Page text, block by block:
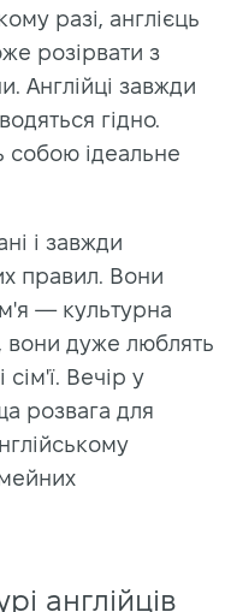
разі, англієць
розірвати з
Англійці завжди
гідно.
собою ідеальне
і завжди
правил. Вони
— культурна
вони дуже люблять
Вечір у
розвага для
англійців